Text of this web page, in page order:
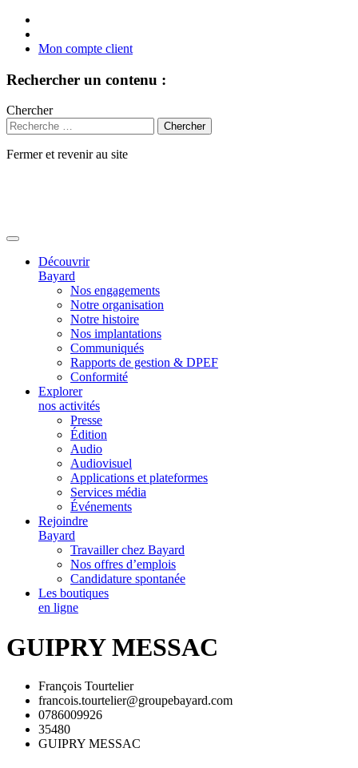
Mon compte client
Rechercher un contenu :
Chercher
Fermer et revenir au site
Découvrir
Bayard
Nos engagements
Notre organisation
Notre histoire
Nos implantations
Communiqués
Rapports de gestion & DPEF
Conformité
Explorer
nos activités
Presse
Édition
Audio
Audiovisuel
Applications et plateformes
Services média
Événements
Rejoindre
Bayard
Travailler chez Bayard
Nos offres d’emplois
Candidature spontanée
Les boutiques
en ligne
GUIPRY MESSAC
François Tourtelier
francois.tourtelier@groupebayard.com
0786009926
35480
GUIPRY MESSAC